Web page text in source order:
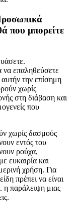
που μπορείτε
να επαληθεύσετε
την επίσημη
χωρίς
στη διάβαση και
που
χωρίς δασμούς
εντός του
ρούχα,
ευκαιρία και
χρήση. Για
πρέπει να είναι
η παράλειψη μιας